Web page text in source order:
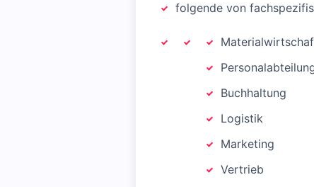
folgende von
Buchhaltung
Logistik
Marketing
Vertrieb